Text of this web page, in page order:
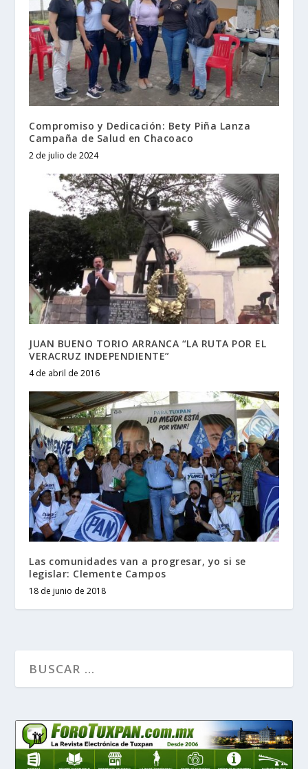
Compromiso y Dedicación: Bety Piña Lanza
Campaña de Salud en Chacoaco
2 de julio de 2024
JUAN BUENO TORIO ARRANCA “LA RUTA POR EL
VERACRUZ INDEPENDIENTE”
4 de abril de 2016
Las comunidades van a progresar, yo si se
legislar: Clemente Campos
18 de junio de 2018